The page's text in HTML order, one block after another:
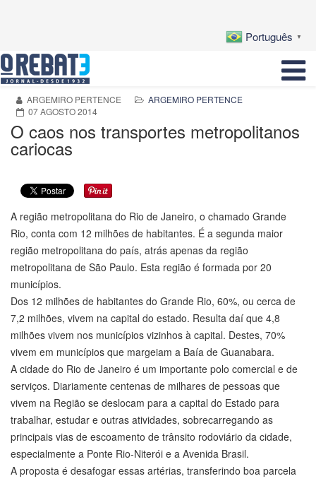
Português ▼
ARGEMIRO PERTENCE
ARGEMIRO PERTENCE
07 AGOSTO 2014
O caos nos transportes metropolitanos
cariocas
A região metropolitana do Rio de Janeiro, o chamado Grande
Rio, conta com 12 milhões de habitantes. É a segunda maior
região metropolitana do país, atrás apenas da região
metropolitana de São Paulo. Esta região é formada por 20
municípios.
Dos 12 milhões de habitantes do Grande Rio, 60%, ou cerca de
7,2 milhões, vivem na capital do estado. Resulta daí que 4,8
milhões vivem nos municípios vizinhos à capital. Destes, 70%
vivem em municípios que margeiam a Baía de Guanabara.
A cidade do Rio de Janeiro é um importante polo comercial e de
serviços. Diariamente centenas de milhares de pessoas que
vivem na Região se deslocam para a capital do Estado para
trabalhar, estudar e outras atividades, sobrecarregando as
principais vias de escoamento de trânsito rodoviário da cidade,
especialmente a Ponte Rio-Niterói e a Avenida Brasil.
A proposta é desafogar essas artérias, transferindo boa parcela